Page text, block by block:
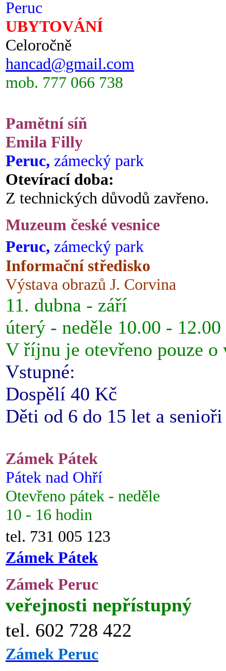
Peruc
UBYTOVÁNÍ
Celoročně
hancad@gmail.com
mob. 777 066 738
Pamětní síň
Emila Filly
Peruc, zámecký park
Otevírací doba:
Z technických důvodů zavřeno.
Muzeum české vesnice
Peruc, zámecký park
Informační středisko
Výstava obrazů J. Corvina
11. dubna - září
úterý - neděle 10.00 -
V říjnu je otevřeno pouze o
Vstupné:
Dospělí 40 Kč
Děti od 6 do 15 let a
Zámek Pátek
Pátek nad Ohří
Otevřeno pátek - neděle
10 - 16 hodin
tel. 731 005 123
Zámek Pátek
Zámek Peruc
veřejnosti nepřístupný
tel. 602 728 422
Zámek Peruc